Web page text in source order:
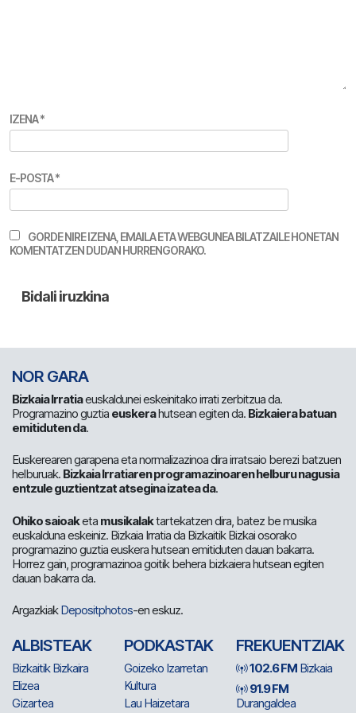
IZENA*
E-POSTA*
GORDE NIRE IZENA, EMAILA ETA WEBGUNEA BILATZAILE HONETAN
KOMENTATZEN DUDAN HURRENGORAKO.
NOR GARA
Bizkaia Irratiaeuskaldunei eskeinitako irrati zerbitzua da.
Programazino guztia euskerahutsean egiten da. Bizkaiera batuan
emitiduten da.
Euskerearen garapena eta normalizazinoa dira irratsaio berezi batzuen
helburuak. Bizkaia Irratiaren programazinoaren helburu nagusia
entzule guztientzat atsegina izatea da.
Ohiko saioaketa musikalaktartekatzen dira, batez be musika
euskalduna eskeiniz. Bizkaia Irratia da Bizkaitik Bizkai osorako
programazino guztia euskera hutsean emitiduten dauan bakarra.
Horrez gain, programazinoa goitik behera bizkaiera hutsean egiten
dauan bakarra da.
ArgazkiakDepositphotos-en eskuz.
ALBISTEAK
Bizkaitik Bizkaira
Elizea
Gizartea
PODKASTAK
Goizeko Izarretan
Kultura
Lau Haizetara
FREKUENTZIAK
102.6 FM Bizkaia
91.9 FM
Durangaldea